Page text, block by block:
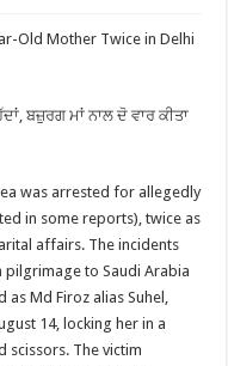
Old Mother Twice in Delhi
ਬਜ਼ੁਰਗ ਮਾਂ ਨਾਲ ਦੋ ਵਾਰ ਕੀਤਾ
was arrested for allegedly
in some reports), twice as
affairs. The incidents
to Saudi Arabia
as Md Firoz alias Suhel,
14, locking her in a
scissors. The victim